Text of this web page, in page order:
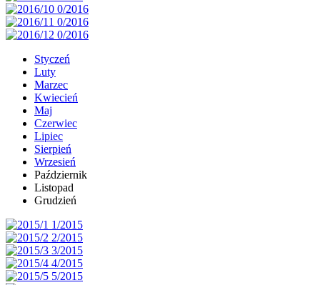
Styczeń
Luty
Marzec
Kwiecień
Maj
Czerwiec
Lipiec
Sierpień
Wrzesień
Październik
Listopad
Grudzień